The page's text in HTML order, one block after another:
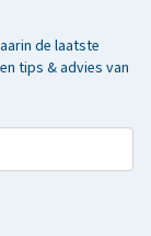
de laatste
tips & advies van